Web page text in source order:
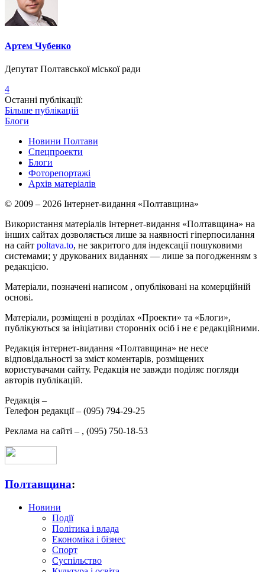
Артем Чубенко
Депутат Полтавської міської ради
4
Останні публікації:
Більше публікацій
Блоги
Новини Полтави
Спецпроекти
Блоги
Фоторепортажі
Архів матеріалів
© 2009 – 2026 Інтернет-видання «Полтавщина»
Використання матеріалів інтернет-видання «Полтавщина» на
інших сайтах дозволяється лише за наявності гіперпосилання
на сайт poltava.to, не закритого для індексації пошуковими
системами; у друкованих виданнях — лише за погодженням з
редакцією.
Матеріали, позначені написом , опубліковані на комерційній
основі.
Матеріали, розміщені в розділах «Проекти» та «Блоги»,
публікуються за ініціативи сторонніх осіб і не є редакційними.
Редакція інтернет-видання «Полтавщина» не несе
відповідальності за зміст коментарів, розміщених
користувачами сайту. Редакція не завжди поділяє погляди
авторів публікацій.
Редакція –
Телефон редакції – (095) 794-29-25
Реклама на сайті – , (095) 750-18-53
Полтавщина:
Новини
Події
Політика і влада
Економіка і бізнес
Спорт
Суспільство